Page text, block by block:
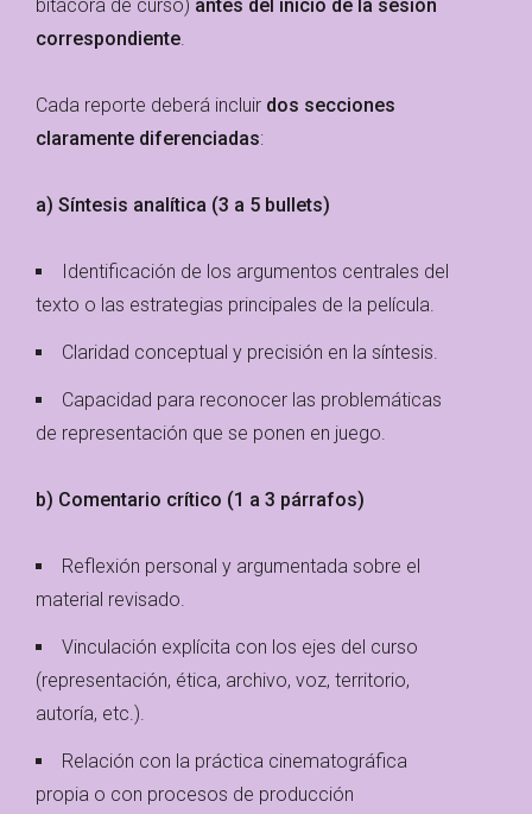
bitácora de curso) antes del inicio de la sesión
correspondiente
Cada reporte deberá incluir dos secciones
claramente diferenciadas:
a) Síntesis analítica (3 a 5 bullets)
Identificación de los argumentos centrales del
texto o las estrategias principales de la película.
Claridad conceptual y precisión en la síntesis.
Capacidad para reconocer las problemáticas
de representación que se ponen en juego.
b) Comentario crítico (1 a 3 párrafos)
Reflexión personal y argumentada sobre el
material revisado.
Vinculación explícita con los ejes del curso
(representación, ética, archivo, voz, territorio,
autoría, etc.).
Relación con la práctica cinematográfica
propia o con procesos de producción